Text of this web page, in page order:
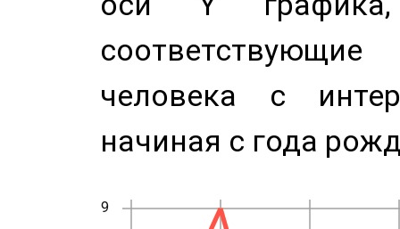
человека с
начиная с года